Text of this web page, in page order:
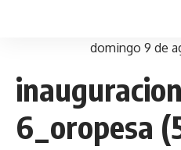
domingo 9 de
6_oropesa